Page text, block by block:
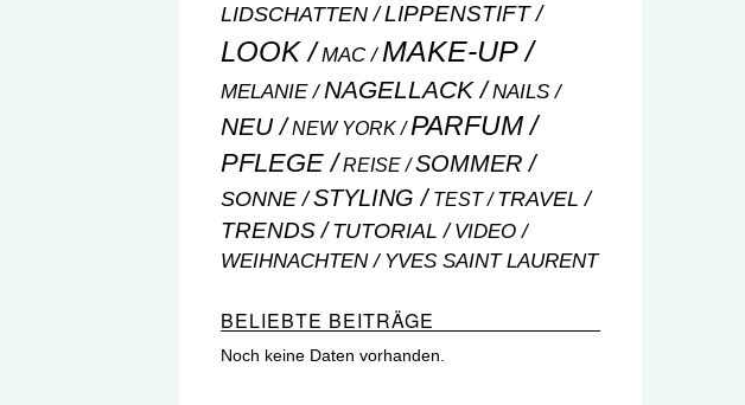
LIDSCHATTEN
LIPPENSTIFT
LOOK MAC MAKE-UP
MELANIE NAGELLACK NAILS
NEU NEW YORK PARFUM
PFLEGE REISE SOMMER
SONNE STYLING TEST TRAVEL
TRENDS TUTORIAL VIDEO
WEIHNACHTEN YVES SAINT LAURENT
BELIEBTE BEITRÄGE
Noch keine Daten vorhanden.